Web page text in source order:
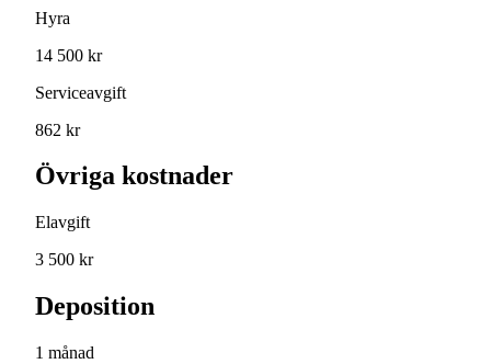
Hyra
14 500 kr
Serviceavgift
862 kr
Övriga kostnader
Elavgift
3 500 kr
Deposition
1 månad